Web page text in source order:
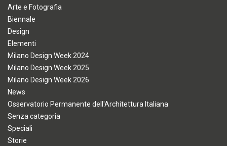
Arte e Fotografia
Biennale
Design
Elementi
Milano Design Week 2024
Milano Design Week 2025
Milano Design Week 2026
News
Osservatorio Permanente dell'Architettura Italiana
Senza categoria
Speciali
Storie